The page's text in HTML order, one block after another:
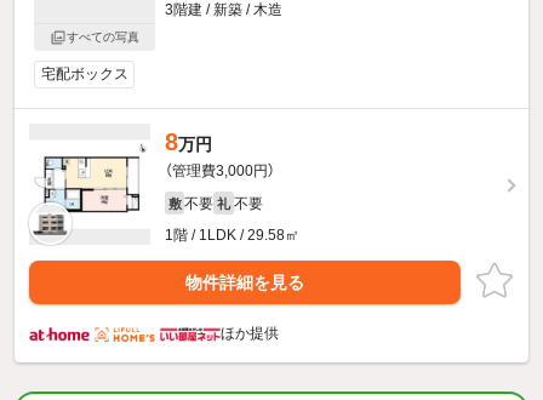
すべての写真
3階建 / 新築 / 木造
宅配ボックス
8万円
（管理費3,000円）
敷 不要 礼 不要
1階 / 1LDK / 29.58㎡
物件詳細を見る
ほか提供